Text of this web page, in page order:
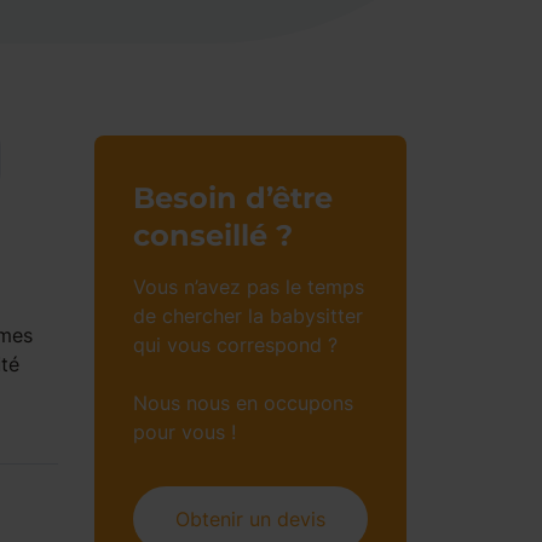
Besoin d’être
conseillé ?
Vous n’avez pas le temps
de chercher la babysitter
qui vous correspond ?
Nous nous en occupons
pour vous !
Obtenir un devis